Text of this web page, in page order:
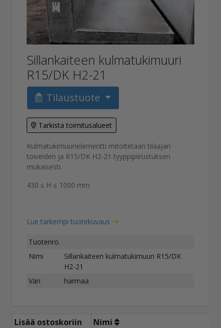
Sillankaiteen kulmatukimuuri
R15/DK H2-21
Tilaustuote
Tarkista toimitusalueet
Kulmatukimuurielementti mitoitetaan tilaajan
toiveiden ja R15/DK H2-21 tyyppipiirustuksen
mukaisesti.
430 ≤ H ≤ 1000 mm
Lue tarkempi tuotekuvaus
Tuotenro.
Nimi
Sillankaiteen kulmatukimuuri R15/DK
H2-21
Väri
harmaa
Lisää ostoskoriin
Nimi